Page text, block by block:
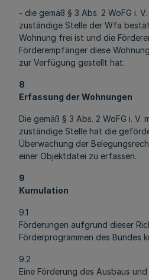
- die gemäß § 3 Abs. 2 WoFG i.
zuständige Stelle der Wfa
Wohnung frei ist und die
Förderempfänger diese
zur Verfügung gestellt hat.
8
Erfassung der Wohnungen
Die gemäß § 3 Abs. 2 WoFG i. V.
zuständige Stelle hat die
Überwachung der
einer Objektdatei zu erfassen.
9
Kumulation
9.1
Förderungen aufgrund dieser
Förderprogrammen des Bundes
9.2
Eine Förderung des Ausbaus